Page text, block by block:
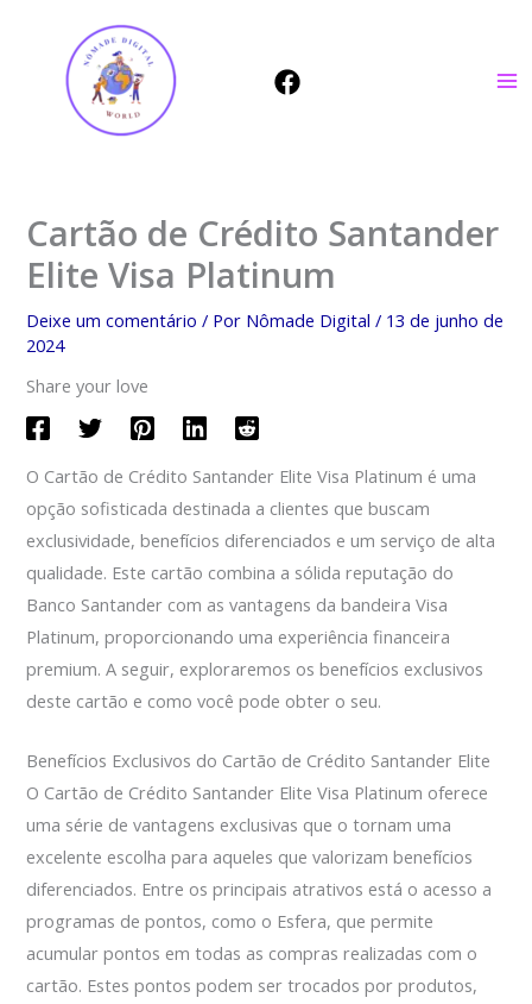
conteúdo
Cartão de Crédito Santander
Elite Visa Platinum
Deixe um comentário / Por Nômade Digital/ 13 de junho de
2024
Share your love
O Cartão de Crédito Santander Elite Visa Platinum é uma
opção sofisticada destinada a clientes que buscam
exclusividade, benefícios diferenciados e um serviço de alta
qualidade. Este cartão combina a sólida reputação do
Banco Santander com as vantagens da bandeira Visa
Platinum, proporcionando uma experiência financeira
premium. A seguir, exploraremos os benefícios exclusivos
deste cartão e como você pode obter o seu.
Benefícios Exclusivos do Cartão de Crédito Santander Elite
O Cartão de Crédito Santander Elite Visa Platinum oferece
uma série de vantagens exclusivas que o tornam uma
excelente escolha para aqueles que valorizam benefícios
diferenciados. Entre os principais atrativos está o acesso a
programas de pontos, como o Esfera, que permite
acumular pontos em todas as compras realizadas com o
cartão. Estes pontos podem ser trocados por produtos,